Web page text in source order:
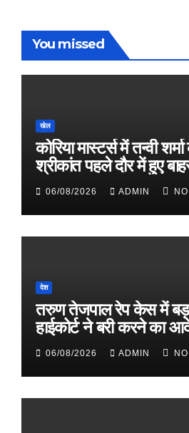
You missed
खेल
कोरिया मास्टर्स में तन्वी
श्रीकांत पहले दौर में हुए
06/08/2026 ADMIN
देश
तरुण तेजपाल रेप केस में
हाईकोर्ट ने बरी करने का
करार
06/08/2026 ADMIN